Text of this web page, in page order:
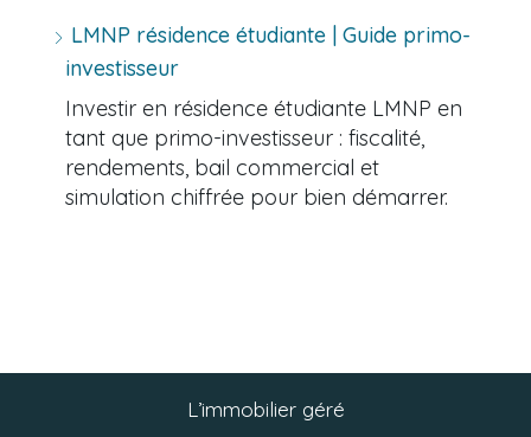
LMNP résidence étudiante | Guide primo-
investisseur
Investir en résidence étudiante LMNP en
tant que primo-investisseur : fiscalité,
rendements, bail commercial et
simulation chiffrée pour bien démarrer.
L’immobilier géré